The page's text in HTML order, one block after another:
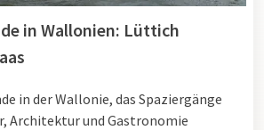
in Wallonien: Lüttich
in der Wallonie, das Spaziergänge
Architektur und Gastronomie